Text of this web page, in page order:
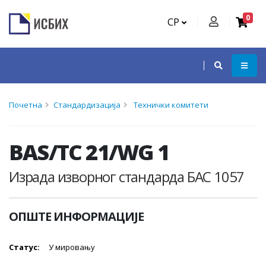
СР 0
Почетна Стандардизација Технички комитети
BAS/TC 21/WG 1
Израда изворног стандарда БАС 1057
ОПШТЕ ИНФОРМАЦИЈЕ
Статус: У мировању